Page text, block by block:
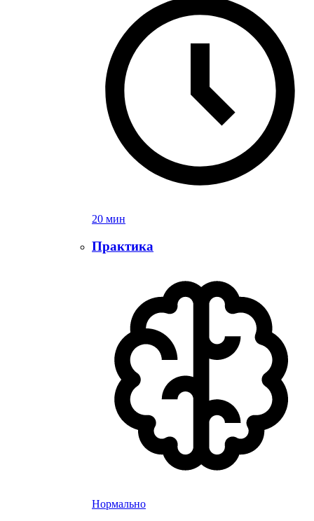
20 мин
Практика
Нормально